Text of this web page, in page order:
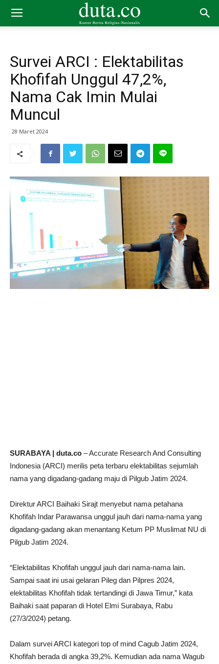
Survei ARCI : Elektabilitas
Khofifah Unggul 47,2%,
Nama Cak Imin Mulai
Muncul
28 Maret 2024
SURABAYA | duta.co – Accurate Research And Consulting
Indonesia (ARCI) merilis peta terbaru elektabilitas sejumlah
nama yang digadang-gadang maju di Pilgub Jatim 2024.
Direktur ARCI Baihaki Sirajt menyebut nama petahana
Khofifah Indar Parawansa unggul jauh dari nama-nama yang
digadang-gadang akan menantang Ketum PP Muslimat NU di
Pilgub Jatim 2024.
“Elektabilitas Khofifah unggul jauh dari nama-nama lain.
Sampai saat ini usai gelaran Pileg dan Pilpres 2024,
elektabilitas Khofifah tidak tertandingi di Jawa Timur,” kata
Baihaki saat paparan di Hotel Elmi Surabaya, Rabu
(27/3/2024) petang.
Dalam survei ARCI kategori top of mind Cagub Jatim 2024,
Khofifah berada di angka 39,2%. Kemudian ada nama Wagub